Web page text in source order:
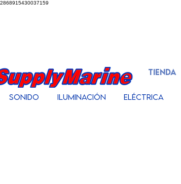
2868915430037159
TIENDA
Sonido Iluminación Eléctrica